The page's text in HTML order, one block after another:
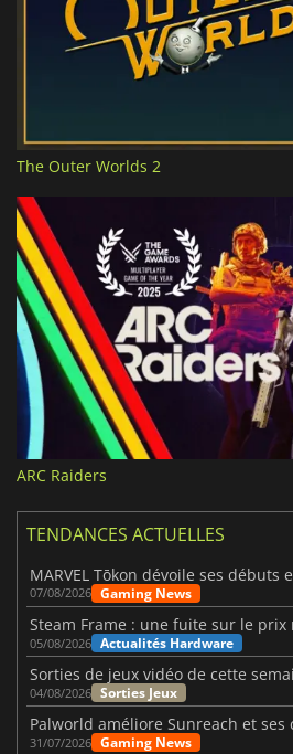
The Outer Worlds 2
ARC Raiders
TENDANCES ACTUELLES
07/08/2026 Gaming News
05/08/2026 Actualités Hardware
04/08/2026 Sorties Jeux
Palworld améliore Sunreach et ses
31/07/2026 Gaming News